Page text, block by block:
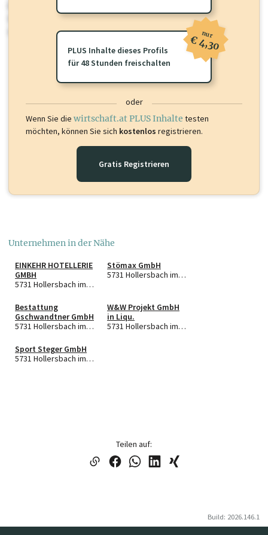
Sie momentan nicht einsehen können. Schalten Sie dieses Profil frei
oder loggen Sie sich ein um diese Inhalte zu sehen.
PLUS Inhalte dieses Profils
für 48 Stunden freischalten
nur
€ 4,30
oder
Wenn Sie die wirtschaft.at PLUS Inhalte testen
möchten, können Sie sich kostenlos registrieren.
Gratis Registrieren
Unternehmen in der Nähe
EINKEHR HOTELLERIE
GMBH
5731 Hollersbach im Pinzgau
Stömax GmbH
5731 Hollersbach im Pinzgau
Bestattung
Gschwandtner GmbH
5731 Hollersbach im Pinzgau
W&W Projekt GmbH
in Liqu.
5731 Hollersbach im Pinzgau
Sport Steger GmbH
5731 Hollersbach im Pinzgau
Teilen auf:
Build: 2026.146.1